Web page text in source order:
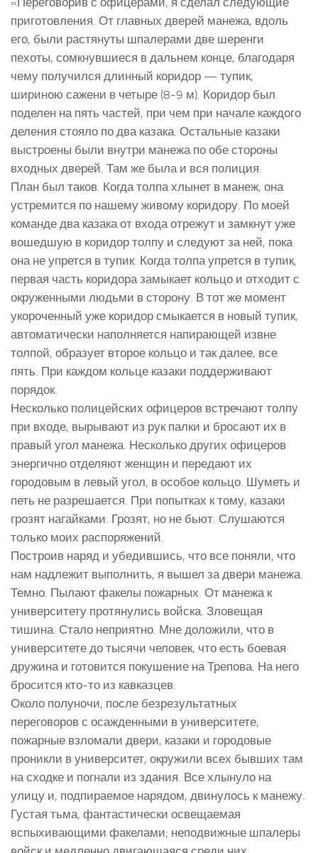
приготовления. От главных дверей манежа, вдоль
его, были растянуты шпалерами две шеренги
пехоты, сомкнувшиеся в дальнем конце, благодаря
чему получился длинный коридор — тупик,
шириною сажени в четыре (8-9 м). Коридор был
поделен на пять частей, при чем при начале каждого
деления стояло по два казака. Остальные казаки
выстроены были внутри манежа по обе стороны
входных дверей. Там же была и вся полиция.
План был таков. Когда толпа хлынет в манеж, она
устремится по нашему живому коридору. По моей
команде два казака от входа отрежут и замкнут уже
вошедшую в коридор толпу и следуют за ней, пока
она не упрется в тупик. Когда толпа упрется в тупик,
первая часть коридора замыкает кольцо и отходит с
окруженными людьми в сторону. В тот же момент
укороченный уже коридор смыкается в новый тупик,
автоматически наполняется напирающей извне
толпой, образует второе кольцо и так далее, все
пять. При каждом кольце казаки поддерживают
порядок.
Несколько полицейских офицеров встречают толпу
при входе, вырывают из рук палки и бросают их в
правый угол манежа. Несколько других офицеров
энергично отделяют женщин и передают их
городовым в левый угол, в особое кольцо. Шуметь и
петь не разрешается. При попытках к тому, казаки
грозят нагайками. Грозят, но не бьют. Слушаются
только моих распоряжений.
Построив наряд и убедившись, что все поняли, что
нам надлежит выполнить, я вышел за двери манежа.
Темно. Пылают факелы пожарных. От манежа к
университету протянулись войска. Зловещая
тишина. Стало неприятно. Мне доложили, что в
университете до тысячи человек, что есть боевая
дружина и готовится покушение на Трепова. На него
бросится кто-то из кавказцев.
Около полуночи, после безрезультатных
переговоров с осажденными в университете,
пожарные взломали двери, казаки и городовые
проникли в университет, окружили всех бывших там
на сходке и погнали из здания. Все хлынуло на
улицу и, подпираемое нарядом, двинулось к манежу.
Густая тьма, фантастически освещаемая
вспыхивающими факелами; неподвижные шпалеры